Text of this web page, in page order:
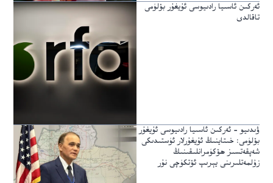
ئەركىن ئاسىيا رادىيوسى ئۇيغۇر بۆلۈمى
تاقالدى
ۋىدىيو – ئەركىن ئاسىيا رادىيوسى ئۇيغۇر
بۆلۈمى: خىتاينىڭ ئۇيغۇرلار ئۈستىدىكى
شەپقەتسىز ھۆكۈمرانلىقىنىڭ
زۇلمەتلىرىنى يېرىپ ئۆتكۈچى نۇر